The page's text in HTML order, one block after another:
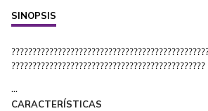
SINOPSIS
??????????????????????????????????????????????
...
CARACTERÍSTICAS